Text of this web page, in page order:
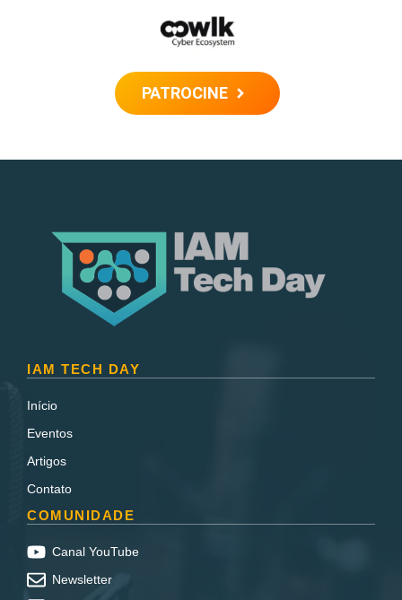
PATROCINE
IAM TECH DAY
Início
Eventos
Artigos
Contato
COMUNIDADE
Canal YouTube
Newsletter